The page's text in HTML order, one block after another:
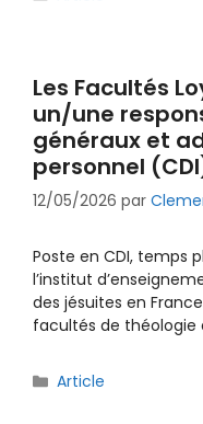
Les Facultés
un/une
généraux et
personnel
12/05/2026 par
Poste en CDI, temps
l’institut
des jésuites en
facultés de théologie
Catégories
Article